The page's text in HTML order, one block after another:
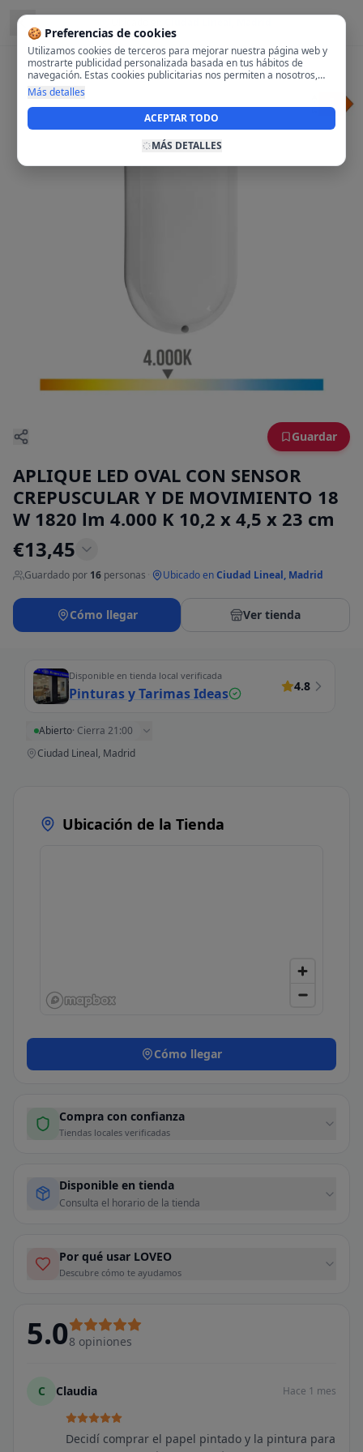
🍪 Preferencias de cookies
Utilizamos cookies de terceros para mejorar nuestra página web y
mostrarte publicidad personalizada basada en tus hábitos de
navegación. Estas cookies publicitarias nos permiten a nosotros,
analizar tu navegación en nuestra página y en internet para
mostrarte anuncios relevantes para ti. Al activarlas, aceptas el uso
de cookies para fines publicitarios y la recopilación y tratamiento de
tus datos de navegación, incluyendo la posible compartición de
Más detalles
ACEPTAR TODO
MÁS DETALLES
Guardar
APLIQUE LED OVAL CON SENSOR
CREPUSCULAR Y DE MOVIMIENTO 18
W 1820 lm 4.000 K 10,2 x 4,5 x 23 cm
€13,45
Guardado por 16 personas Ubicado enCiudad Lineal, Madrid
Cómo llegar Ver tienda
Disponible en tienda local verificada
Pinturas y Tarimas Ideas 4.8
Abierto· Cierra 21:00
Ciudad Lineal, Madrid
Ubicación de la Tienda
Cómo llegar
Compra con confianza
Tiendas locales verificadas
Disponible en tienda
Consulta el horario de la tienda
Por qué usar LOVEO
Descubre cómo te ayudamos
5.08 opiniones
C Claudia Hace 1 mes
Decidí comprar el papel pintado y la pintura para